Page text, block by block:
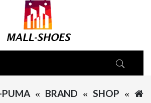
SHOP
BRAND
PUMA-פּוּמָה